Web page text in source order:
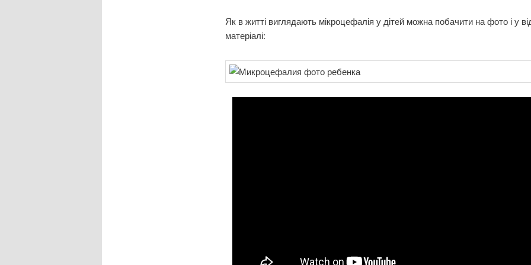
Як в житті виглядають мікроцефалія у дітей можна побачити на фото і у
матеріалі: